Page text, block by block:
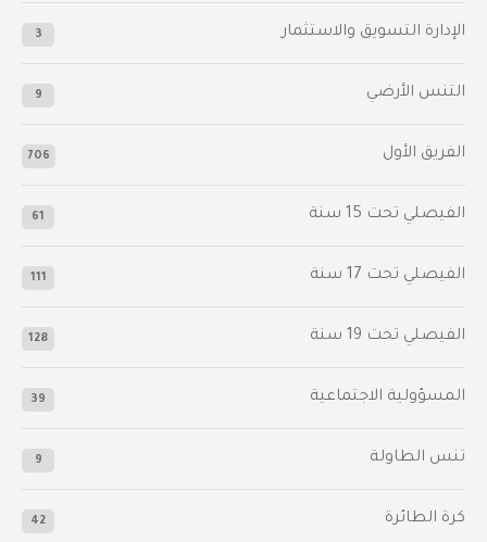
الإدارة التسويق والاستثمار 3
التنس الأرضي 9
الفريق الأول 706
الفيصلي‬⁩ تحت 15 سنة 61
‫الفيصلي‬⁩ تحت 17 سنة 111
الفيصلي‬⁩ تحت 19 سنة 128
المسؤولية الاجتماعية 39
تنس الطاولة 9
كرة الطائرة 42